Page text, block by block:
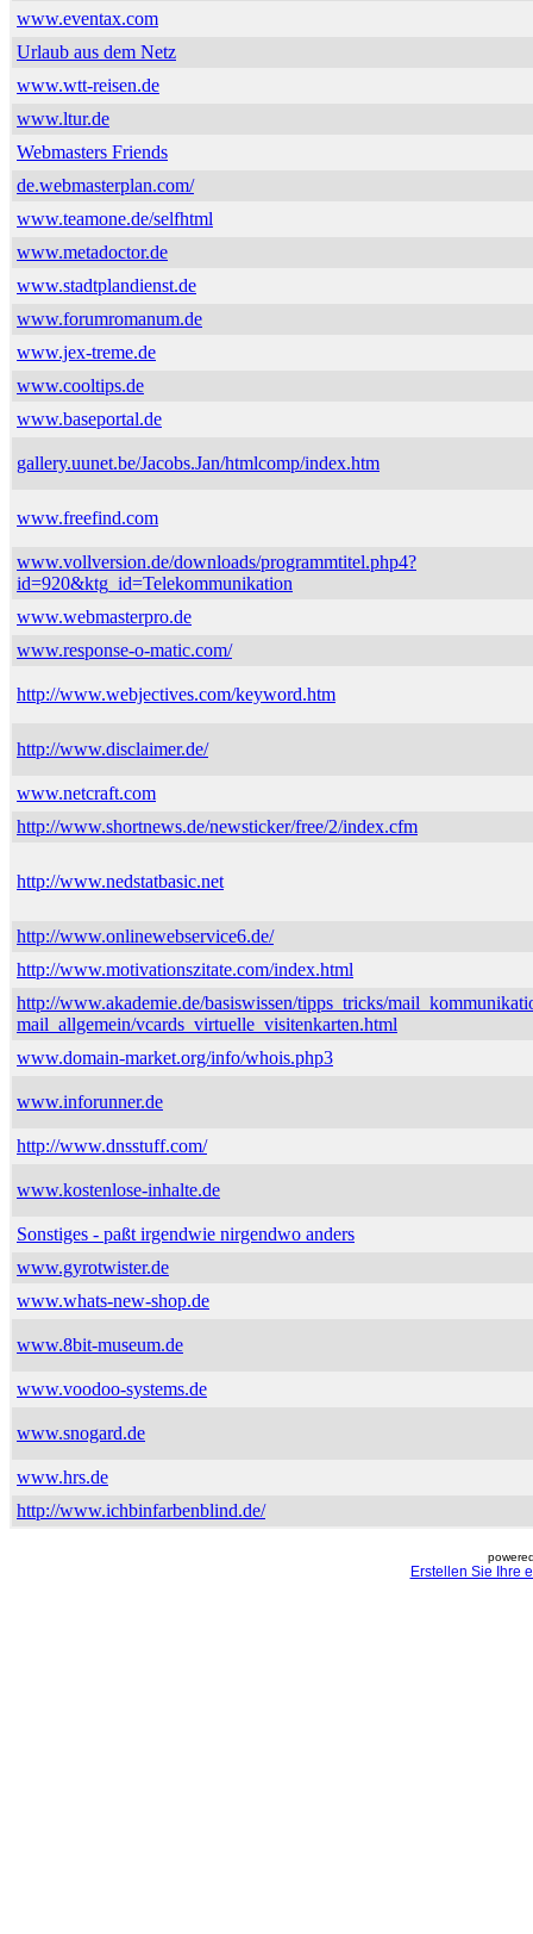
www.eventax.com
Urlaub aus dem Netz
www.wtt-reisen.de
www.ltur.de
Webmasters Friends
de.webmasterplan.com/
www.teamone.de/selfhtml
www.metadoctor.de
www.stadtplandienst.de
www.forumromanum.de
www.jex-treme.de
www.cooltips.de
www.baseportal.de
gallery.uunet.be/Jacobs.Jan/htmlcomp/index.htm
www.freefind.com
www.vollversion.de/downloads/programmtitel.php4?
id=920&ktg_id=Telekommunikation
www.webmasterpro.de
www.response-o-matic.com/
http://www.webjectives.com/keyword.htm
http://www.disclaimer.de/
www.netcraft.com
http://www.shortnews.de/newsticker/free/2/index.cfm
http://www.nedstatbasic.net
http://www.onlinewebservice6.de/
http://www.motivationszitate.com/index.html
http://www.akademie.de/basiswissen/tipps_tricks/
mail_allgemein/vcards_virtuelle_visitenkarten.html
www.domain-market.org/info/whois.php3
www.inforunner.de
http://www.dnsstuff.com/
www.kostenlose-inhalte.de
Sonstiges - paßt irgendwie nirgendwo anders
www.gyrotwister.de
www.whats-new-shop.de
www.8bit-museum.de
www.voodoo-systems.de
www.snogard.de
www.hrs.de
http://www.ichbinfarbenblind.de/
Erstellen Sie Ihre